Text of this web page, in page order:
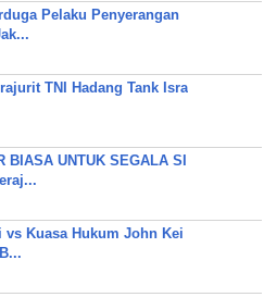
Pelaku Penyerangan
TNI Hadang Tank Isra
BIASA UNTUK SEGALA SI
Kuasa Hukum John Kei